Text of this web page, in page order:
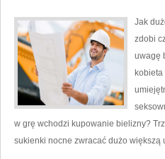
Jak
zdobi
uwagę
w grę wchodzi kupowanie bielizny?
sukienki nocne zwracać dużo większą